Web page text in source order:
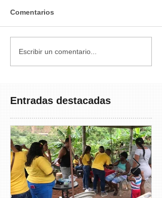
Comentarios
Escribir un comentario...
Entradas destacadas